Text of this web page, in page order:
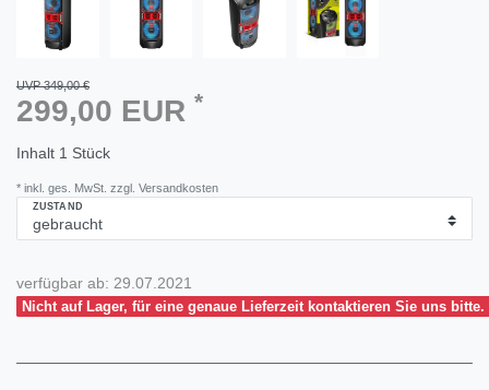
UVP 349,00 €
299,00 EUR *
Inhalt 1 Stück
* inkl. ges. MwSt. zzgl. Versandkosten
ZUSTAND
verfügbar ab: 29.07.2021
Nicht auf Lager, für eine genaue Lieferzeit kontaktieren Sie uns bitte.